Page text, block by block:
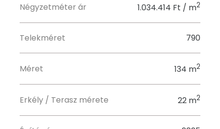
Négyzetméter ár 1.034.414 Ft / m2
Telekméret 790
Méret 134 m2
Erkély / Terasz mérete 22 m2